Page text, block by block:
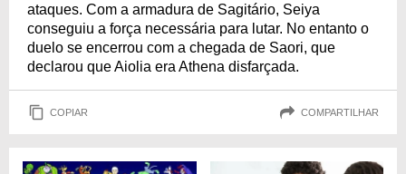
ataques. Com a armadura de Sagitário, Seiya
conseguiu a força necessária para lutar. No entanto o
duelo se encerrou com a chegada de Saori, que
declarou que Aiolia era Athena disfarçada.
COPIAR COMPARTILHAR